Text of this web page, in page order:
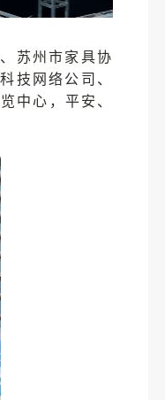
苏州市家具协
技网络公司、
中心，平安、